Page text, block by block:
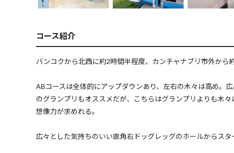
コース紹介
バンコクから北西に約2時間半程度、カンチャナブリ市外から
ABコースは全体的にアップダウンあり、左右の木々は高め。
のグランプリもオススメだが、こちらはグランプリよりも木
想像力が求めれる。
広々とした気持ちのいい直角右ドッグレッグのホールからス